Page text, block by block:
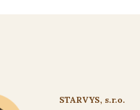
STARVYS, s.r.o.